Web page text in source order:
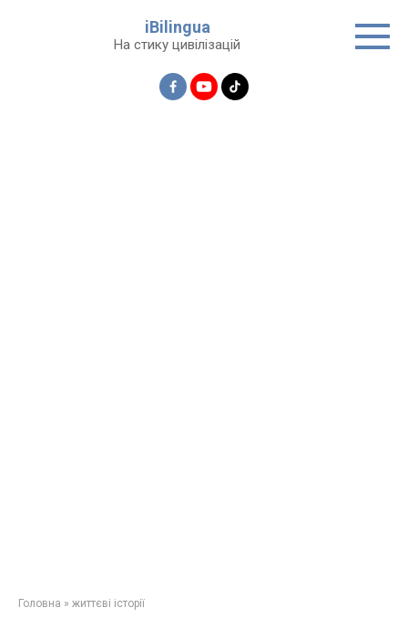
iBilingua
На стику цивілізацій
Головна » життєві історії